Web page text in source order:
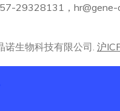
29328131，hr@gene-
生物科技有限公司. 沪